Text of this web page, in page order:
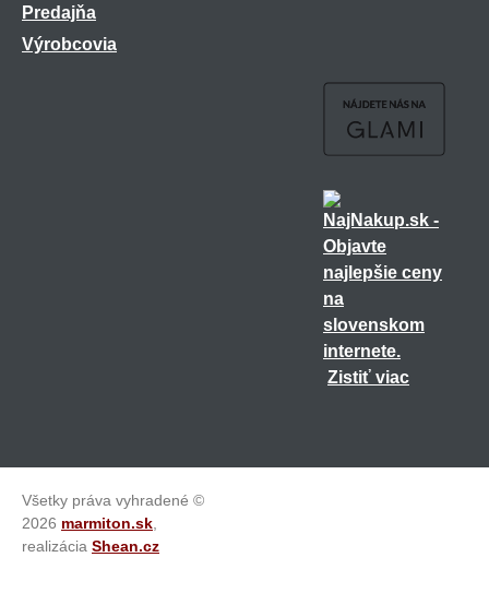
Predajňa
Výrobcovia
Zistiť viac
Všetky práva vyhradené ©
2026 marmiton.sk
realizácia Shean.cz